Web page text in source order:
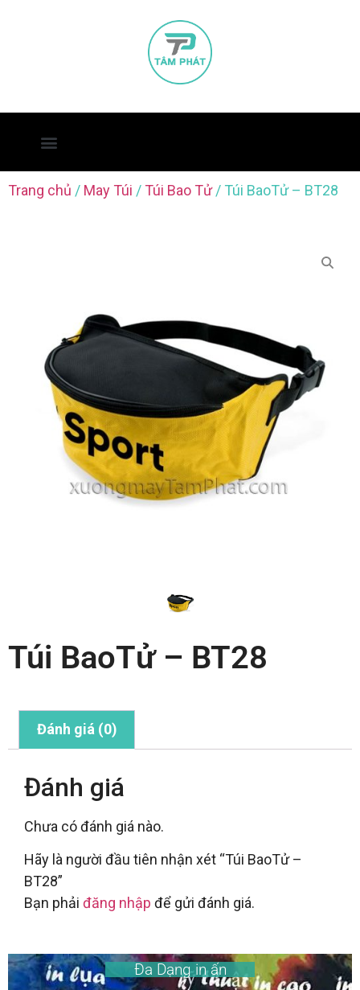
Trang chủ / May Túi / Túi Bao Tử/ Túi BaoTử – BT28
Túi BaoTử – BT28
Đánh giá (0)
Đánh giá
Chưa có đánh giá nào.
Hãy là người đầu tiên nhận xét “Túi BaoTử –
BT28”
Bạn phải đăng nhập để gửi đánh giá.
Đa Dạng in ấn